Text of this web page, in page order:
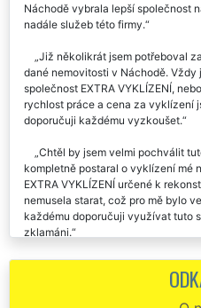
Náchodě vybrala lepší společnost
nadále služeb této firmy.
Již několikrát jsem potřeboval
dané nemovitosti v Náchodě.
společnost EXTRA VYKLÍZENÍ,
rychlost práce a cena za vyklízení
doporučuji každému vyzkoušet.
Chtěl by jsem velmi pochválit
kompletně postaral o vyklízení mé
EXTRA VYKLÍZENÍ určené k
nemusela starat, což pro mě bylo
každému doporučuji využívat tuto
zklamáni.
Vyklízení našeho bytu před
EXTRA VYKLÍZENÍ. Děkujeme a